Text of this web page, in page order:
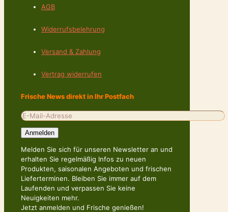
AGB
Widerrufsbelehrung
Versand & Zahlung
Vertrag widerrufen
Frische News direkt in Ihr Postfach
Melden Sie sich für unseren Newsletter an und
erhalten Sie regelmäßig Infos zu neuen
Produkten, saisonalen Angeboten und frischen
Lieferterminen. Bleiben Sie immer auf dem
Laufenden und verpassen Sie keine
Neuigkeiten mehr.
Jetzt anmelden und Frische genießen!